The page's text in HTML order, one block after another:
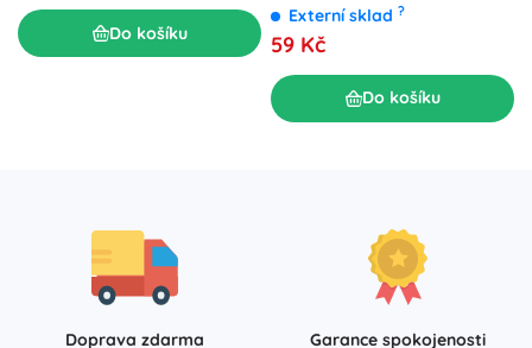
Do košíku
Externí sklad ?
59 Kč
Do košíku
Doprava zdarma
Garance spokojenosti